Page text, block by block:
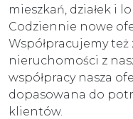
mieszkań, działek i
Codziennie nowe
Współpracujemy
nieruchomości z
współpracy nasza
dopasowana do
klientów.